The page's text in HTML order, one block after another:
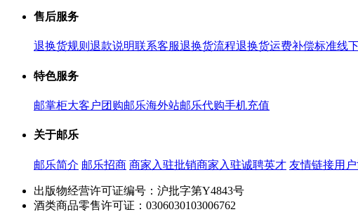
售后服务
退换货规则 退款说明联系客服退换货流程退换货运费补偿标准线
特色服务
邮掌柜大客户团购邮乐海外站邮乐代购手机充值
关于邮乐
邮乐简介 邮乐招商 商家入驻批销商家入驻诚聘英才 友情链接用
出版物经营许可证编号：沪批字第Y4843号
酒类商品零售许可证：0306030103006762